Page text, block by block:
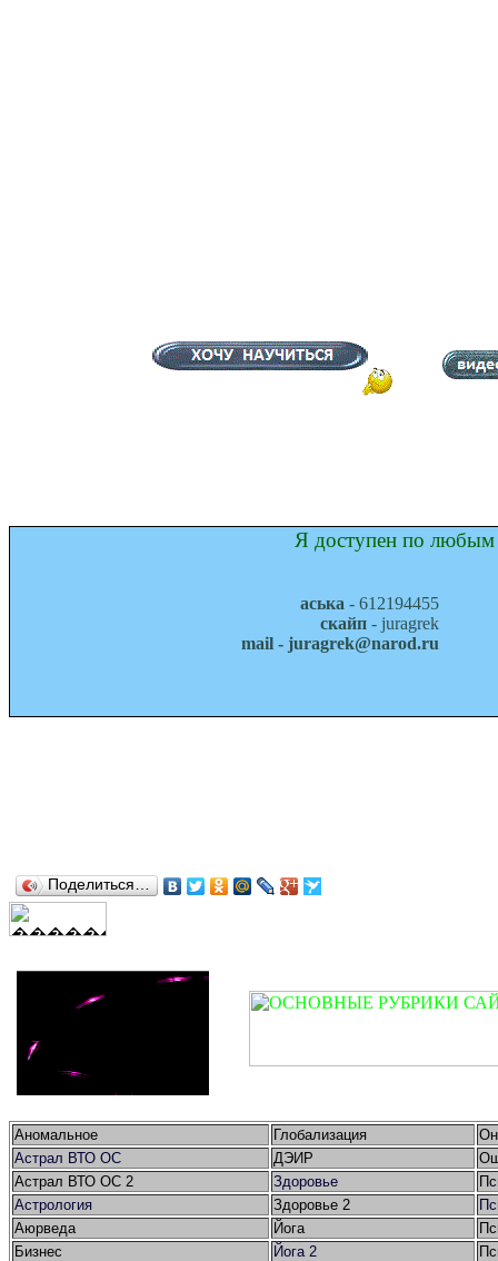
Я доступен по любым
аська - 612194455
скайп - juragrek
mail - juragrek@narod.ru
Поделиться…
Аномальное Глобализация
Астрал ВТО ОС
ДЭИР
Астрал ВТО ОС 2
Здоровье
Астрология
Здоровье 2
Аюрведа
Йога
Бизнес
Йога 2